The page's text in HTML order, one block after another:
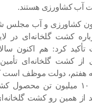
کشاورزی و آب مجلس
کشت گلخانه‌ای در
کشت گلخانه‌ای
هفتم، دولت موظف است
این برنامه سالانه ۱۰ میلیون
از همین رو کشت